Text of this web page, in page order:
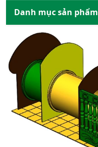
Danh mục sản phẩm